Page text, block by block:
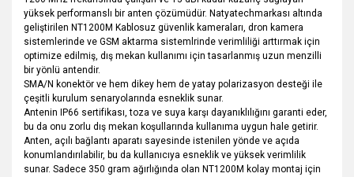
yüksek performanslı bir anten çözümüdür. Natyatechmarkası altında
geliştirilen NT1200M Kablosuz güvenlik kameraları, dron kamera
sistemlerinde ve GSM aktarma sistemlrinde verimliliği arttırmak için
optimize edilmiş, dış mekan kullanımı için tasarlanmış uzun menzilli
bir yönlü antendir.
SMA/N konektör ve hem dikey hem de yatay polarizasyon desteği ile
çeşitli kurulum senaryolarında esneklik sunar.
Antenin IP66 sertifikası, toza ve suya karşı dayanıklılığını garanti eder,
bu da onu zorlu dış mekan koşullarında kullanıma uygun hale getirir.
Anten, açılı bağlantı aparatı sayesinde istenilen yönde ve açıda
konumlandırılabilir, bu da kullanıcıya esneklik ve yüksek verimlilik
sunar. Sadece 350 gram ağırlığında olan NT1200M kolay montaj için